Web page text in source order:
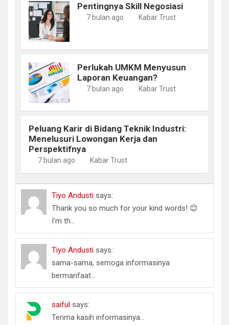
Pentingnya Skill Negosiasi
7 bulan ago Kabar Trust
Perlukah UMKM Menyusun
Laporan Keuangan?
7 bulan ago Kabar Trust
Peluang Karir di Bidang Teknik Industri:
Menelusuri Lowongan Kerja dan
Perspektifnya
7 bulan ago Kabar Trust
Tiyo Andusti says:
Thank you so much for your kind words! 😊
I'm th...
Tiyo Andusti says:
sama-sama, semoga informasinya
bermanfaat...
saiful says:
Terima kasih informasinya...